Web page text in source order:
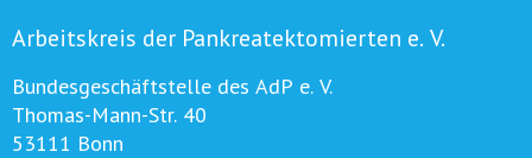
Arbeitskreis der Pankreatektomierten e. V.
Bundesgeschäftstelle des AdP e. V.
Thomas-Mann-Str. 40
53111 Bonn